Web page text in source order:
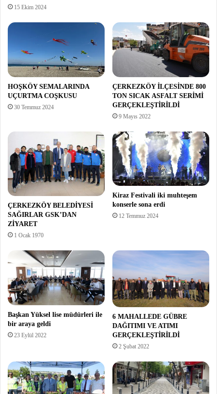
15 Ekim 2024
HOŞKÖY SEMALARINDA
UÇURTMA COŞKUSU
30 Temmuz 2024
ÇERKEZKÖY İLÇESİNDE 800
TON SICAK ASFALT SERİMİ
GERÇEKLEŞTİRİLDİ
9 Mayıs 2022
ÇERKEZKÖY BELEDİYESİ
SAĞIRLAR GSK’DAN
ZİYARET
1 Ocak 1970
Kiraz Festivali iki muhteşem
konserle sona erdi
12 Temmuz 2024
Başkan Yüksel lise müdürleri ile
bir araya geldi
23 Eylül 2022
6 MAHALLEDE GÜBRE
DAĞITIMI VE ATIMI
GERÇEKLEŞTİRİLDİ
2 Şubat 2022